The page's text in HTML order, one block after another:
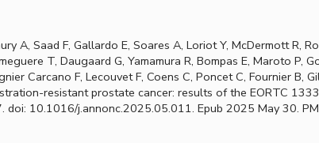
A, Saad F, Gallardo E, Soares A, Loriot Y, McDermott R,
T, Daugaard G, Yamamura R, Bompas E, Maroto P,
Carcano F, Lecouvet F, Coens C, Poncet C, Fournier B,
resistant prostate cancer: results of the EORTC
10.1016/j.annonc.2025.05.011. Epub 2025 May 30.